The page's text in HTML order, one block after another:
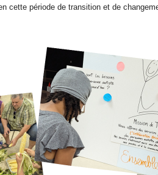
cette période de transition et de